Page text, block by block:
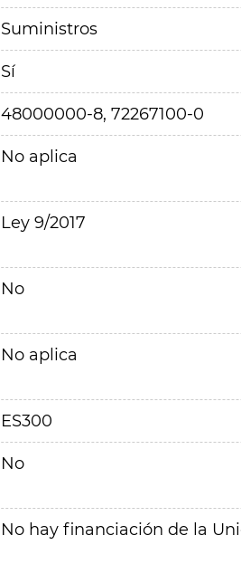
Suministros
Sí
48000000-8, 72267100-0
No aplica
Ley 9/2017
No
No aplica
ES300
No
No hay financiación de la